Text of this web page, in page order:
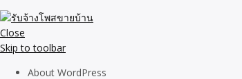
Close
Skip to toolbar
About WordPress